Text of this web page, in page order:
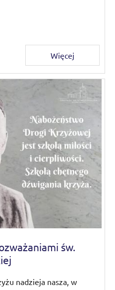
Więcej
św.
nadzieja nasza, w